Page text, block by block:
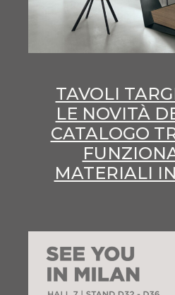
TAVOLI
LE NOVITÀ
CATALOGO
MATERIALI